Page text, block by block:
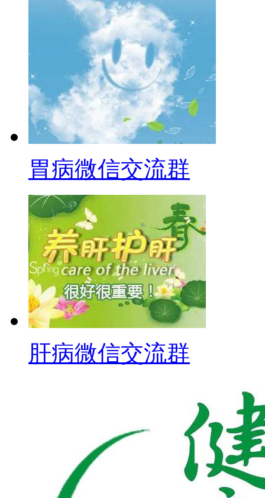
胃病微信交流群
肝病微信交流群